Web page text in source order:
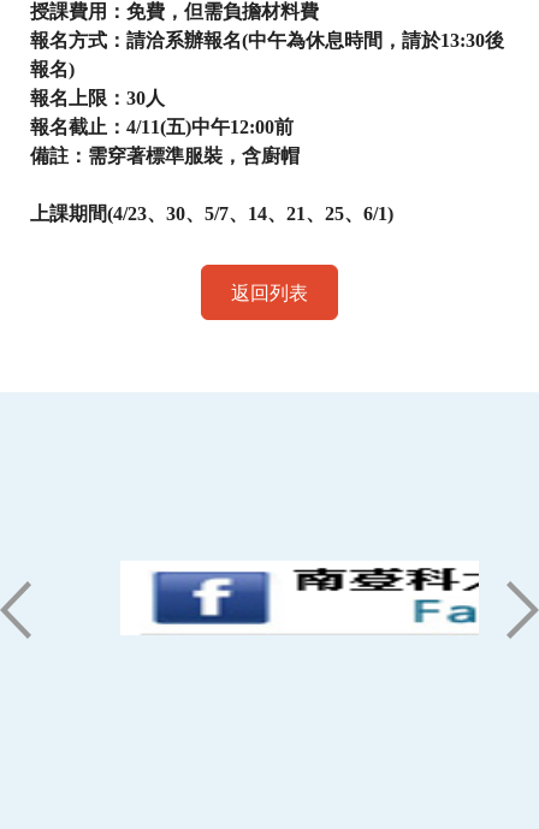
授課費用：免費，但需負擔材料費
報名方式：請洽系辦報名(中午為休息時間，請於13:30後
報名)
報名上限： 30人
報名截止： 4/11(五)中午12:00前
備註：需穿著標準服裝，含廚帽
上課期間(4/23、30、5/7、14、21、25、6/1)
返回列表